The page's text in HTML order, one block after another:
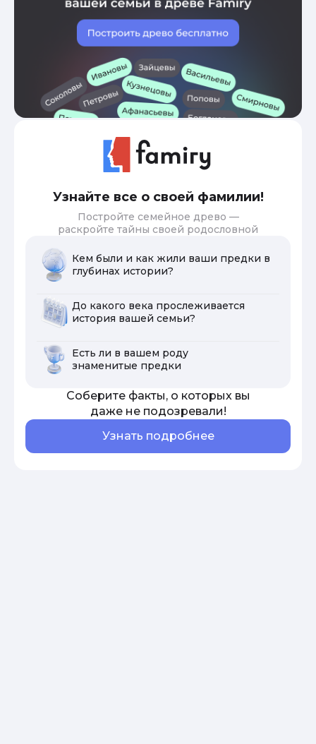
Узнайте все о своей фамилии!
Постройте семейное древо —
раскройте тайны своей родословной
Кем были и как жили ваши предки в
глубинах истории?
До какого века прослеживается
история вашей семьи?
Есть ли в вашем роду
знаменитые предки
Соберите факты, о которых вы
даже не подозревали!
Узнать подробнее